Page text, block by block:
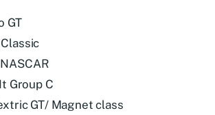
GT
Group C
GT/ Magnet class